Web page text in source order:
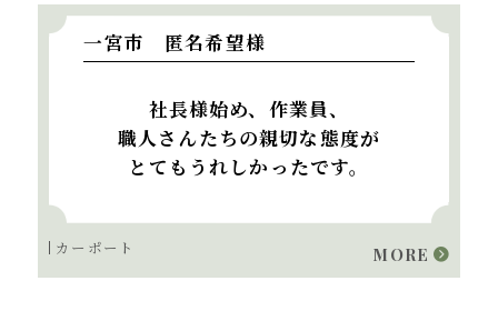
一宮市 匿名希望様
社長様始め、作業員、
職人さんたちの親切な態度が
とてもうれしかったです。
カーポート MORE